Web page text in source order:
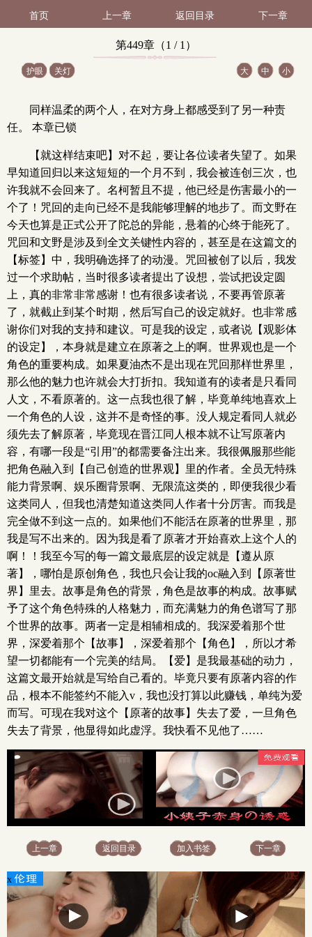
首页 上一章 返回目录 下一章
第449章（1 / 1）
护眼 关灯 大 中 小
同样温柔的两个人，在对方身上都感受到了另一种责
任。 本章已锁
【就这样结束吧】对不起，要让各位读者失望了。如果
早知道回归以来这短短的一个月不到，我会被连创三次，也
许我就不会回来了。名柯暂且不提，他已经是伤害最小的一
个了！咒回的走向已经不是我能够理解的地步了。而文野在
今天也算是正式公开了陀总的异能，悬着的心终于能死了。
咒回和文野是涉及到全文关键性内容的，甚至是在这篇文的
【标签】中，我明确选择了的动漫。咒回被创了以后，我发
过一个求助帖，当时很多读者提出了设想，尝试把设定圆
上，真的非常非常感谢！也有很多读者说，不要再管原著
了，就截止到某个时期，然后写自己的设定就好。也非常感
谢你们对我的支持和建议。可是我的设定，或者说【观影体
的设定】，本身就是建立在原著之上的啊。世界观也是一个
角色的重要构成。如果夏油杰不是出现在咒回那样世界里，
那么他的魅力也许就会大打折扣。我知道有的读者是只看同
人文，不看原著的。这一点我也很了解，毕竟单纯地喜欢上
一个角色的人设，这并不是奇怪的事。没人规定看同人就必
须先去了解原著，毕竟现在晋江同人根本就不让写原著内
容，有哪一段是“引用”的都需要备注出来。我很佩服那些能
把角色融入到【自己创造的世界观】里的作者。全员无特殊
能力背景啊、娱乐圈背景啊、无限流这类的，即便我很少看
这类同人，但我也清楚知道这类同人作者十分厉害。而我是
完全做不到这一点的。如果他们不能活在原著的世界里，那
我是写不出来的。因为我是看了原著才开始喜欢上这个人的
啊！！我至今写的每一篇文最底层的设定就是【遵从原
著】，哪怕是原创角色，我也只会让我的oc融入到【原著世
界】里去。故事是角色的背景，角色是故事的构成。故事赋
予了这个角色特殊的人格魅力，而充满魅力的角色谱写了那
个世界的故事。两者一定是相辅相成的。我深爱着那个世
界，深爱着那个【故事】，深爱着那个【角色】，所以才希
望一切都能有一个完美的结局。【爱】是我最基础的动力，
这篇文最开始就是写给自己看的。毕竟只要有原著内容的作
品，根本不能签约不能入v，我也没打算以此赚钱，单纯为爱
而写。可现在我对这个【原著的故事】失去了爱，一旦角色
失去了背景，他显得如此虚浮。我快看不见他了……
上一章 返回目录 加入书签 下一章
x